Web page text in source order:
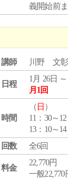
義開始前ま
講師 川野 文彰
日程
1月 26日
月1回
時間
（ 日 ）
11：30～
13：10～
回数
全6回
料金
22,770円
一般22,770